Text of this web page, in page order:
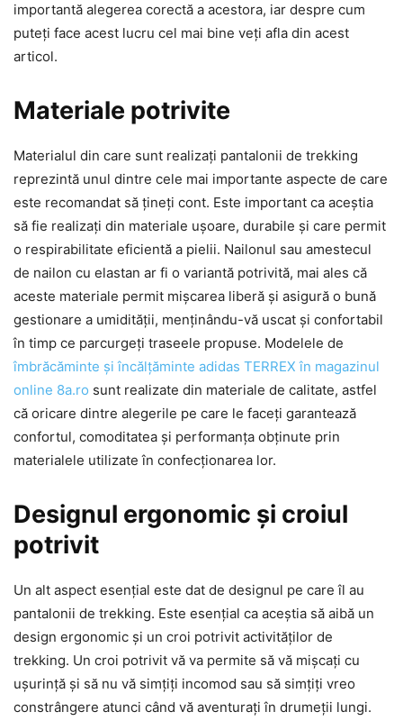
importantă alegerea corectă a acestora, iar despre cum
puteți face acest lucru cel mai bine veți afla din acest
articol.
Materiale potrivite
Materialul din care sunt realizați pantalonii de trekking
reprezintă unul dintre cele mai importante aspecte de care
este recomandat să țineți cont. Este important ca aceștia
să fie realizați din materiale ușoare, durabile și care permit
o respirabilitate eficientă a pielii. Nailonul sau amestecul
de nailon cu elastan ar fi o variantă potrivită, mai ales că
aceste materiale permit mișcarea liberă și asigură o bună
gestionare a umidității, menținându-vă uscat și confortabil
în timp ce parcurgeți traseele propuse. Modelele de
îmbrăcăminte și încălțăminte adidas TERREX în magazinul
online 8a.ro sunt realizate din materiale de calitate, astfel
că oricare dintre alegerile pe care le faceți garantează
confortul, comoditatea și performanța obținute prin
materialele utilizate în confecționarea lor.
Designul ergonomic și croiul
potrivit
Un alt aspect esențial este dat de designul pe care îl au
pantalonii de trekking. Este esențial ca aceștia să aibă un
design ergonomic și un croi potrivit activităților de
trekking. Un croi potrivit vă va permite să vă mișcați cu
ușurință și să nu vă simțiți incomod sau să simțiți vreo
constrângere atunci când vă aventurați în drumeții lungi.